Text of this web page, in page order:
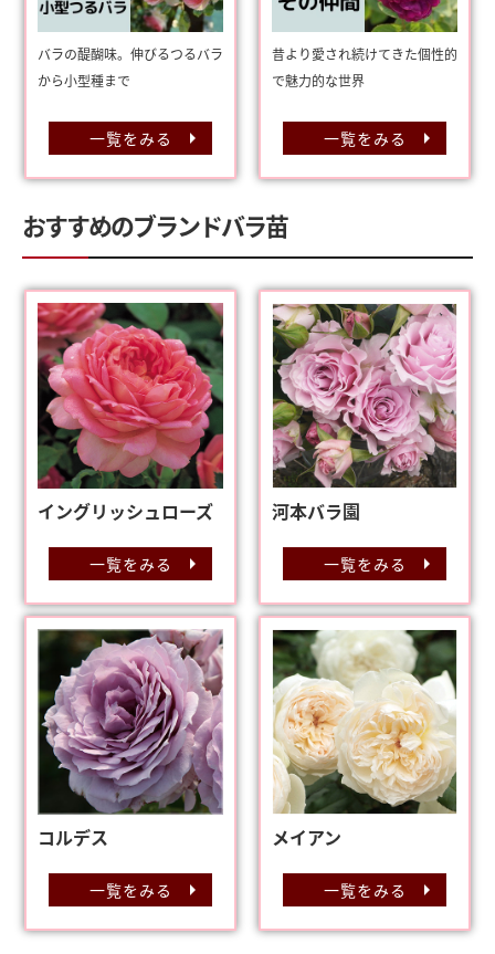
バラの醍醐味。伸びるつるバラ
から小型種まで
一覧をみる
昔より愛され続けてきた個性的
で魅力的な世界
一覧をみる
おすすめのブランドバラ苗
イングリッシュローズ
一覧をみる
河本バラ園
一覧をみる
コルデス
一覧をみる
メイアン
一覧をみる